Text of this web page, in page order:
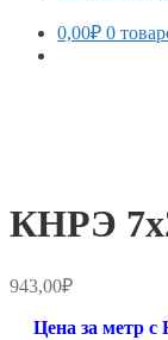
0,00₽ 0
КНРЭ
943,00₽
Цена за метр